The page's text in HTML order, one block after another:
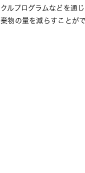
クルプログラムなどを通
棄物の量を減らすことがで